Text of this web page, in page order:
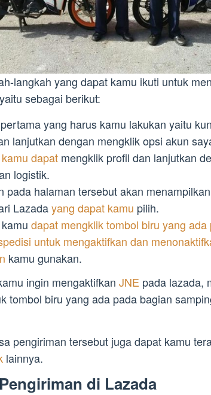
langkah yang dapat kamu ikuti untuk
yaitu sebagai berikut:
yang harus kamu lakukan yaitu
lanjutkan dengan mengklik opsi akun
kamu dapat mengklik profil dan lanjutkan
logistik.
pada halaman tersebut akan
Lazadayang dapat kamu pilih.
dapat mengklik tombol biru yang ada
untuk mengaktifkan dan
kamu gunakan.
ingin mengaktifkan JNE pada lazada,
tombol biru yang ada pada bagian
pengiriman tersebut juga dapat kamu
lainnya.
di Lazada